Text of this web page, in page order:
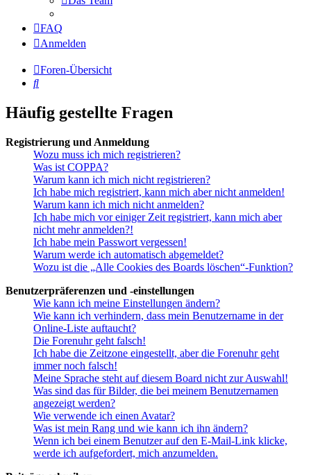
FAQ
Anmelden
Foren-Übersicht
Suche
Häufig gestellte Fragen
Registrierung und Anmeldung
Wozu muss ich mich registrieren?
Was ist COPPA?
Warum kann ich mich nicht registrieren?
Ich habe mich registriert, kann mich aber nicht anmelden!
Warum kann ich mich nicht anmelden?
Ich habe mich vor einiger Zeit registriert, kann mich aber
nicht mehr anmelden?!
Ich habe mein Passwort vergessen!
Warum werde ich automatisch abgemeldet?
Wozu ist die „Alle Cookies des Boards löschen“-Funktion?
Benutzerpräferenzen und -einstellungen
Wie kann ich meine Einstellungen ändern?
Wie kann ich verhindern, dass mein Benutzername in der
Online-Liste auftaucht?
Die Forenuhr geht falsch!
Ich habe die Zeitzone eingestellt, aber die Forenuhr geht
immer noch falsch!
Meine Sprache steht auf diesem Board nicht zur Auswahl!
Was sind das für Bilder, die bei meinem Benutzernamen
angezeigt werden?
Wie verwende ich einen Avatar?
Was ist mein Rang und wie kann ich ihn ändern?
Wenn ich bei einem Benutzer auf den E-Mail-Link klicke,
werde ich aufgefordert, mich anzumelden.